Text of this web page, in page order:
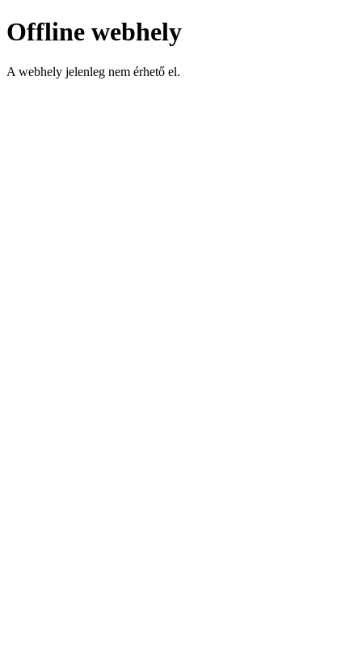
Offline webhely
A webhely jelenleg nem érhető el.